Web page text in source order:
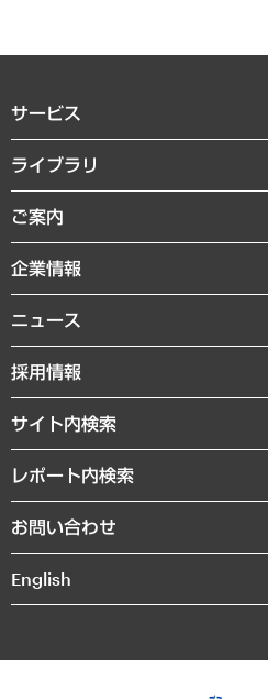
サービス
経営戦略
組織・人事戦略
デジタルイノベーション
共生・ダイバーシティ
GRC（ガバナンス・リスク・コンプライ
経済・産業・雇用・労働
まちづくり・観光・交通・スポーツ・スマ
自然資源・農林水産業・食料システム
ライブラリ
経済調査
レポート
コラム
経営用語集
受託・受注実績（官公庁関連）
メディア掲載・出演
ご案内
セミナー・イベント情報
MUFGビジネスセミナー
受託案件情報
企業情報
私たちの想い
社長メッセージ
会社概要
沿革
組織図・本部部室紹介
インドネシア現地法人
個人情報保護方針
ニュース
ニュースリリース
お知らせ
採用情報
サイト内検索
レポート内検索
お問い合わせ
English